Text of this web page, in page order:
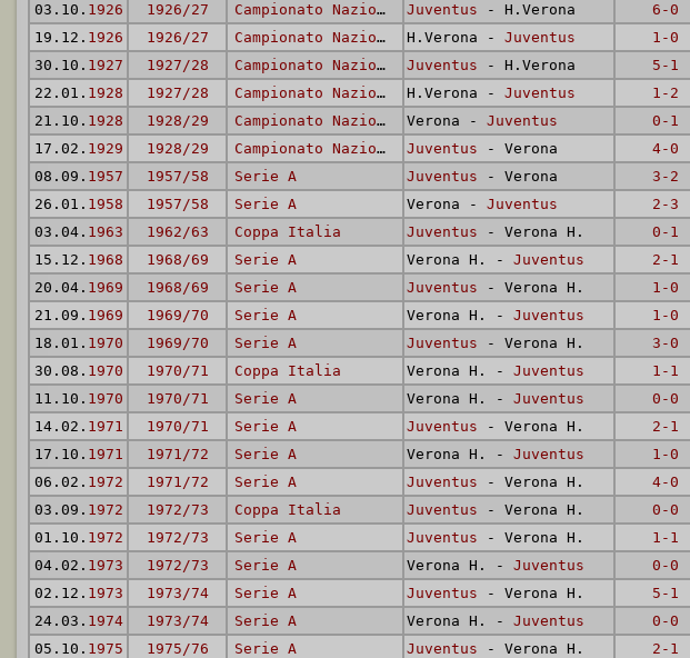
03.10. 1926 1926/27 Campionato Nazionale Juventus - H.Verona
6-0
19.12. 1926 1926/27 Campionato Nazionale H.Verona - Juventus 1-0
30.10. 1927 1927/28 Campionato Nazionale Juventus - H.Verona 5-1
22.01. 1928 1927/28 Campionato Nazionale H.Verona - Juventus 1-2
21.10. 1928 1928/29 Campionato Nazionale Verona - Juventus
0-1
17.02. 1929 1928/29 Campionato Nazionale Juventus - Verona
4-0
08.09. 1957 1957/58 Serie A Juventus - Verona 3-2
26.01. 1958 1957/58 Serie A Verona - Juventus 2-3
03.04. 1963 1962/63 Coppa Italia Juventus - Verona H. 0-1
15.12. 1968 1968/69 Serie A Verona H. - Juventus 2-1
20.04. 1969 1968/69 Serie A Juventus - Verona H.
1-0
21.09. 1969 1969/70 Serie A Verona H. - Juventus 1-0
18.01. 1970 1969/70 Serie A Juventus - Verona H.
3-0
30.08. 1970 1970/71 Coppa Italia Verona H. - Juventus 1-1
11.10. 1970 1970/71 Serie A Verona H. - Juventus
0-0
14.02. 1971 1970/71 Serie A Juventus - Verona H. 2-1
17.10. 1971 1971/72 Serie A Verona H. - Juventus 1-0
06.02. 1972 1971/72 Serie A Juventus - Verona H.
4-0
03.09. 1972 1972/73 Coppa Italia Juventus - Verona H.
0-0
01.10. 1972 1972/73 Serie A Juventus - Verona H. 1-1
04.02. 1973 1972/73 Serie A Verona H. - Juventus
0-0
02.12. 1973 1973/74 Serie A Juventus - Verona H. 5-1
24.03. 1974 1973/74 Serie A Verona H. - Juventus
0-0
05.10. 1975 1975/76 Serie A Juventus - Verona H. 2-1